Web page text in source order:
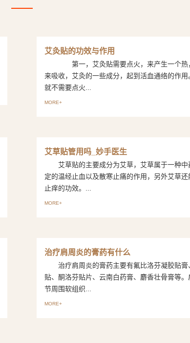
艾灸贴的功效与作用
第一，艾灸贴需要点火，来产生一个热
来吸收，艾灸的一些成分，起到活血通络的作
就不需要点火...
MORE+
艾草贴管用吗_妙手医生
艾草贴的主要成分为艾草，艾草属于一种中
定的温经止血以及散寒止痛的作用，另外艾草还
止痒的功效。...
MORE+
治疗肩周炎的膏药有什么
治疗肩周炎的膏药主要有氟比洛芬凝胶贴膏
贴、酮洛芬贴片、云南白药膏、麝香壮骨膏等。
节周围软组织...
MORE+